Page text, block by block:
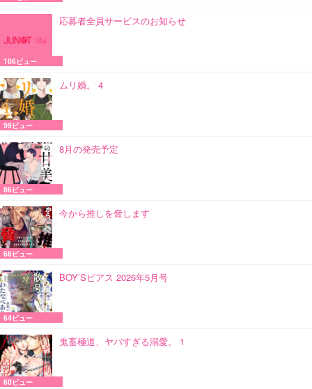
応募者全員サービスのお知らせ
106ビュー
ムリ婚。 4
99ビュー
8月の発売予定
86ビュー
今から推しを脅します
66ビュー
BOY’Sピアス 2026年5月号
64ビュー
鬼畜極道、ヤバすぎる溺愛。 1
60ビュー